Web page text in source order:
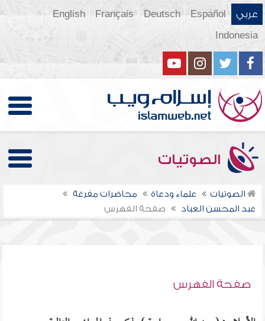
عربي Español
Deutsch
Français
English
Indonesia
الصوتيات
الصوتيات علماء ودعاة
محاضرات مفرغة
عبد المحسن العباد
صفحة الفهرس
صفحة الفهرس